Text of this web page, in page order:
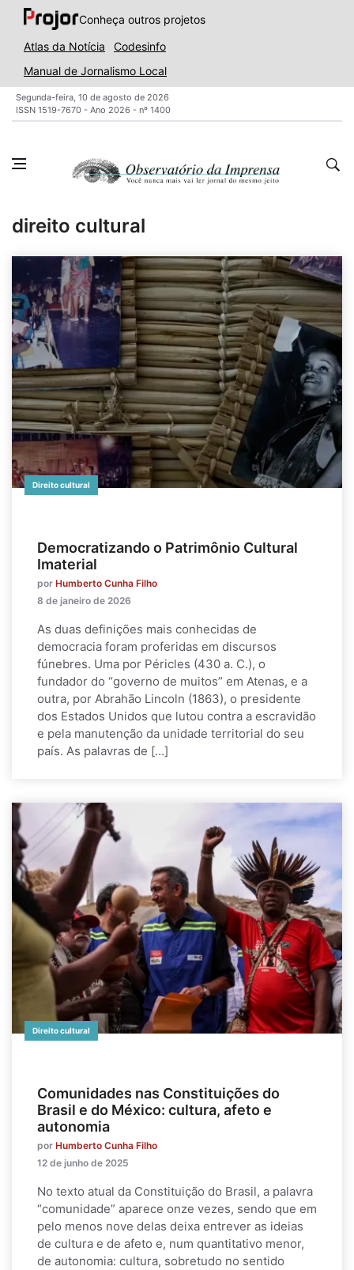
Conheça outros projetos
Atlas da Notícia
Codesinfo
Manual de Jornalismo Local
Segunda-feira, 10 de agosto de 2026
ISSN 1519-7670 - Ano 2026 - nº 1400
direito cultural
Direito cultural
Democratizando o Patrimônio Cultural
Imaterial
por Humberto Cunha Filho
8 de janeiro de 2026
As duas definições mais conhecidas de
democracia foram proferidas em discursos
fúnebres. Uma por Péricles (430 a. C.), o
fundador do “governo de muitos” em Atenas, e a
outra, por Abrahão Lincoln (1863), o presidente
dos Estados Unidos que lutou contra a escravidão
e pela manutenção da unidade territorial do seu
país. As palavras de […]
Direito cultural
Comunidades nas Constituições do
Brasil e do México: cultura, afeto e
autonomia
por Humberto Cunha Filho
12 de junho de 2025
No texto atual da Constituição do Brasil, a palavra
“comunidade” aparece onze vezes, sendo que em
pelo menos nove delas deixa entrever as ideias
de cultura e de afeto e, num quantitativo menor,
de autonomia: cultura, sobretudo no sentido